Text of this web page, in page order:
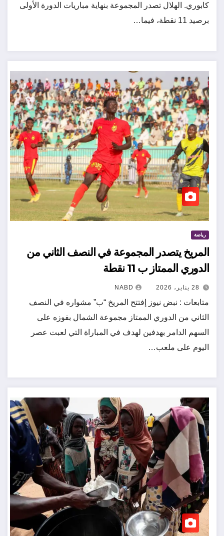
كابوري. الهلال تصدر المجموعة بنهاية مباريات الدورة الأولى
برصيد 11 نقطة، فيما…
رياضة
المريخ يتصدر المجموعة في النصف الثاني من
الدوري الممتاز ب 11 نقطة
28 يناير، 2026 NABD
متابعات : نبض نيوز إفتتح المريخ “ب” مشواره في النصف
الثاني من الدوري الممتاز مجموعة الشمال بفوزه على
السهم الدامر بهدفين لهدف في المباراة التي لعبت عصر
اليوم على ملعب…